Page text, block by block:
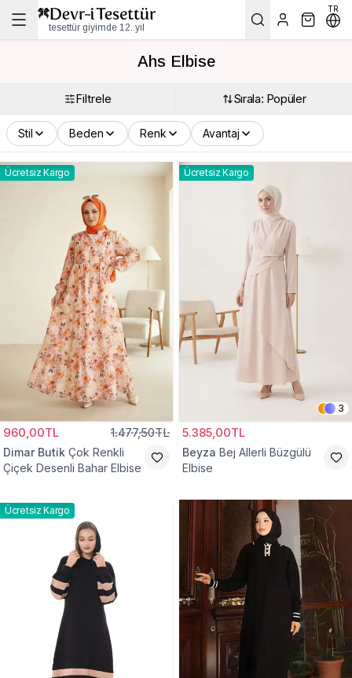
tesettür giyimde 12. yıl
TR
Ahs Elbise
Filtrele Sırala: Popüler
Stil Beden Renk Avantaj
Ücretsiz Kargo
960,00TL 1.477,50TL
Dimar Butik Çok Renkli
Çiçek Desenli Bahar Elbise
Ücretsiz Kargo
3
5.385,00TL
Beyza Bej Allerli Büzgülü
Elbise
Ücretsiz Kargo